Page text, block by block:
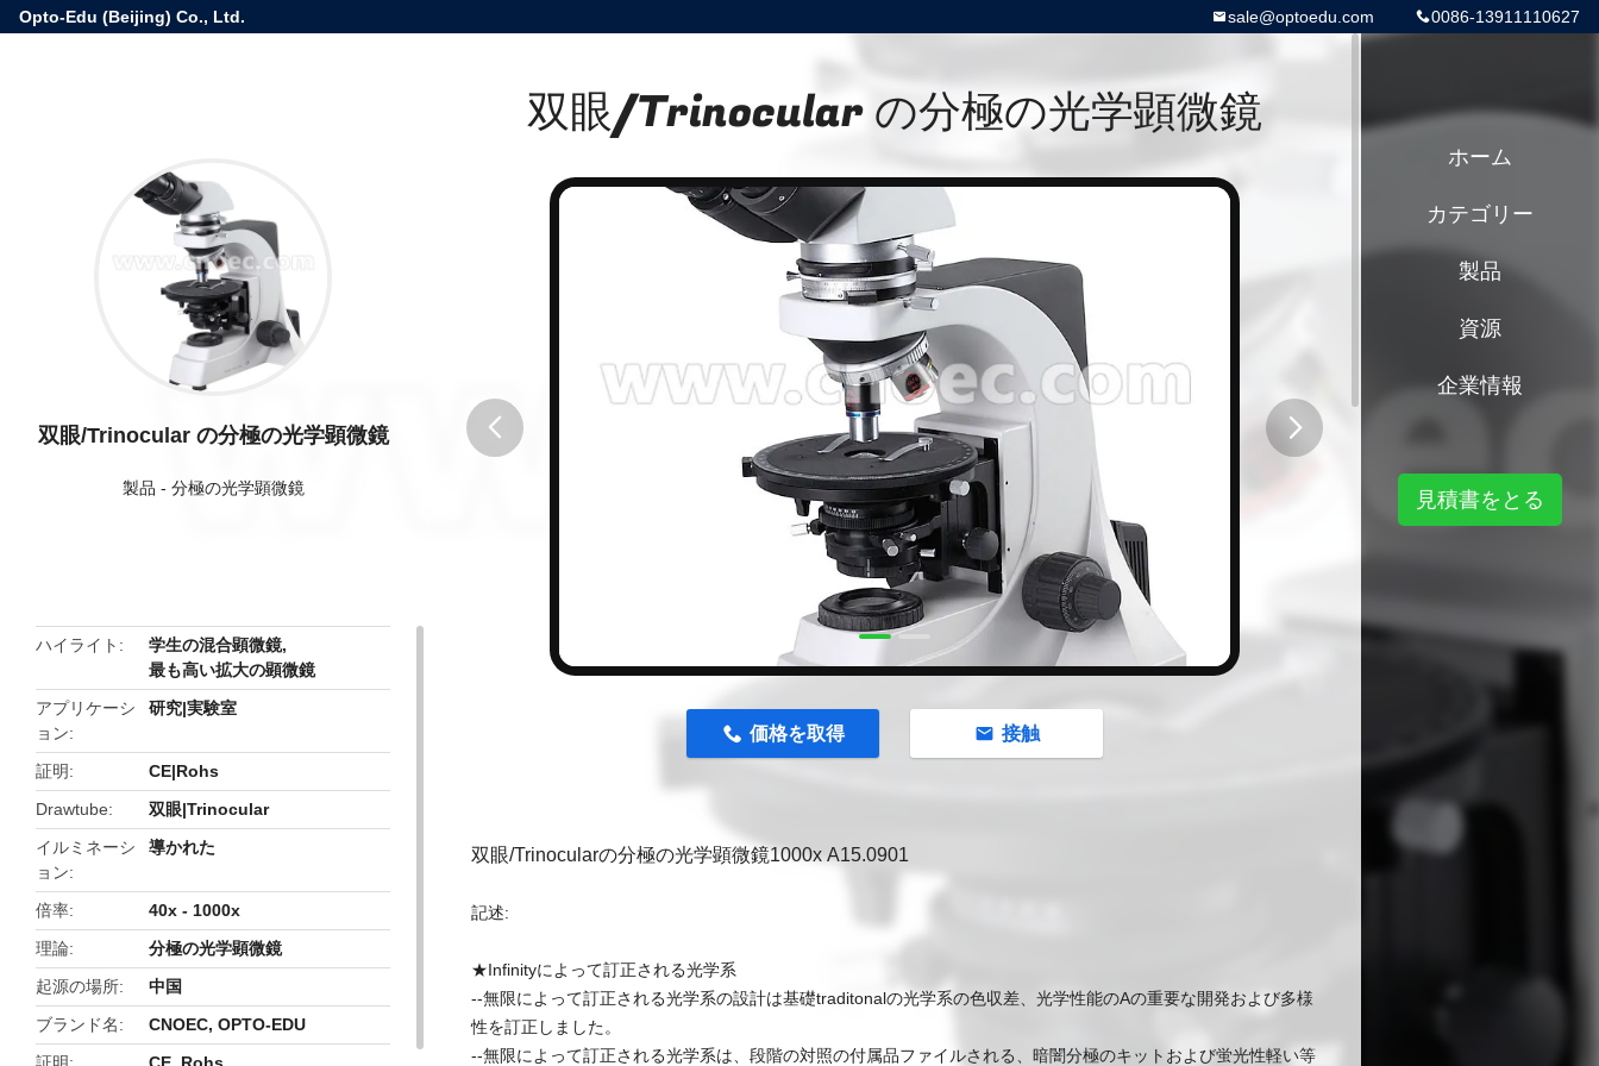
Opto-Edu (Beijing) Co., Ltd. 0086-13911110627
sale@optoedu.com
双眼/Trinocular の分極の光学顕微鏡
製品 - 分極の光学顕微鏡
ハイライト 学生の混合顕微鏡,
最も高い拡大の顕微鏡
アプリケーシ
ョン
研究|実験室
証明
CE|Rohs
Drawtube
双眼|Trinocular
イルミネーシ
ョン
導かれた
倍率
40x - 1000x
理論
分極の光学顕微鏡
起源の場所
中国
ブランド名
CNOEC, OPTO-EDU
双眼/Trinocular の分極の光学顕微鏡
価格を取得 接触
双眼/Trinocularの分極の光学顕微鏡1000x A15.0901
記述:
★Infinityによって訂正される光学系
--無限によって訂正される光学系の設計は基礎traditonalの光学系の色収差、光学性能のAの重要な開発および多様
性を訂正しました。
--無限によって訂正される光学系は、段階の対照の付属品ファイルされる、暗闇分極のキットおよび蛍光性軽い等
ホーム
カテゴリー
製品
資源
企業情報
見積書をとる